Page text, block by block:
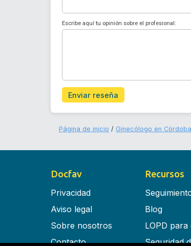
Escribe aquí tu opinión sobre el profesional:
Enviar reseña
Página de inicio Ginecólogo en Córdoba
Docfav
Privacidad
Aviso legal
Sobre nosotros
Contacto
Recursos
Blog
LOPD para
Seguridad